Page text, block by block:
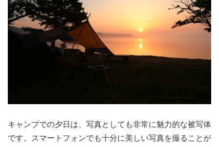
キャンプでの夕日は、写真としても非常に魅力的な被写体
です。スマートフォンでも十分に美しい写真を撮ることが